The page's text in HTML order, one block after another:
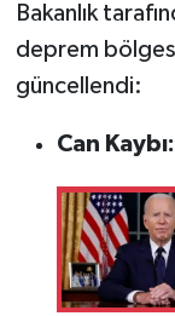
Bakanlık
deprem
güncellendi:
Can Kaybı: